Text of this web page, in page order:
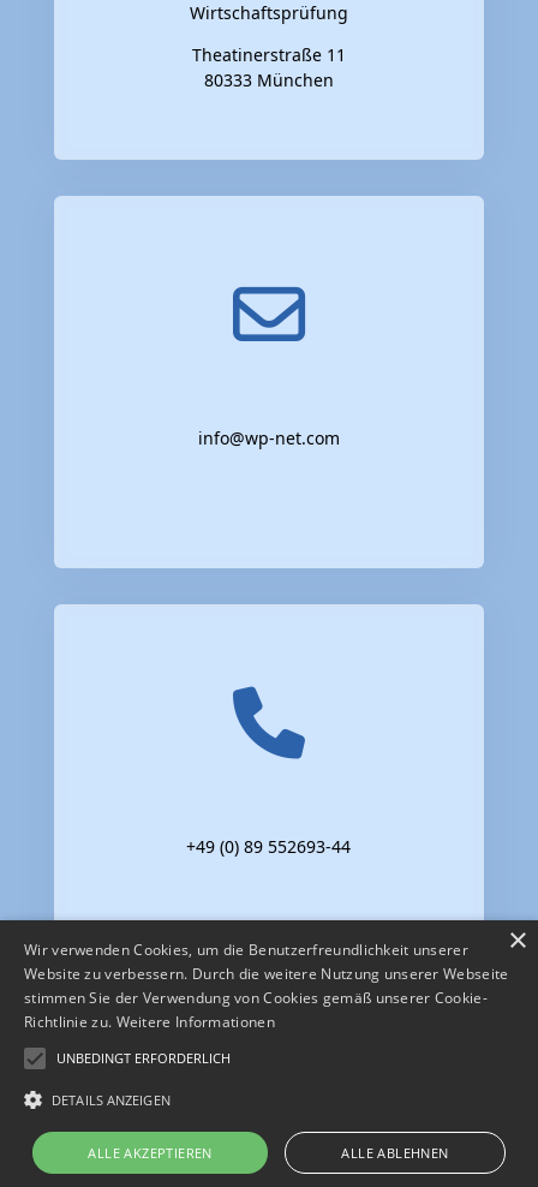
Wirtschaftsprüfung
Theatinerstraße 11
80333 München
info@wp-net.com
+49 (0) 89 552693-44
Impressum· Datenschutz
×
Wir verwenden Cookies, um die Benutzerfreundlichkeit unserer
Website zu verbessern. Durch die weitere Nutzung unserer Webseite
stimmen Sie der Verwendung von Cookies gemäß unserer Cookie-
Richtlinie zu. Weitere Informationen
UNBEDINGT ERFORDERLICH
DETAILS ANZEIGEN
ALLE AKZEPTIEREN ALLE ABLEHNEN